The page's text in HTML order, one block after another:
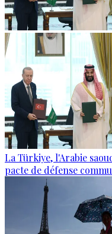
La Türkiye, l'Arabie
pacte de défense